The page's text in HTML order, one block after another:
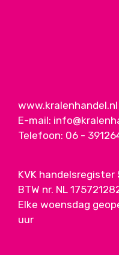
www.kralenhandel.nl
E-mail:
Telefoon: 06 -
KVK
BTW nr. NL
Elke woensdag
uur